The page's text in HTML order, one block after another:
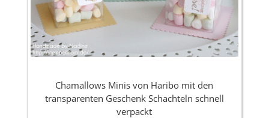
Chamallows Minis von Haribo mit den
transparenten Geschenk Schachteln schnell
verpackt